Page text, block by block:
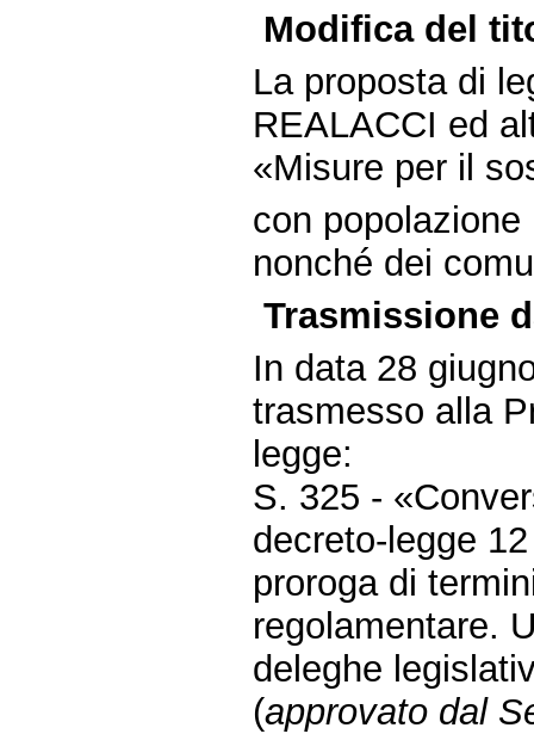
Modifica del
La proposta di
REALACCI ed
«Misure per il
con
nonché dei
Trasmissione
In data 28
trasmesso alla
legge:
S. 325 -
decreto-legge
proroga di
regolamentare.
deleghe
(approvato dal